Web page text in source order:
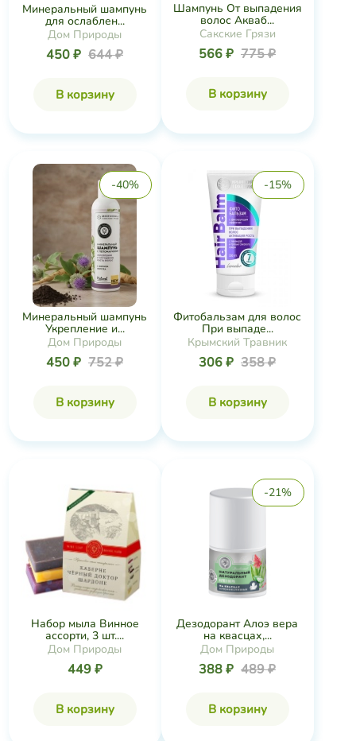
Минеральный шампунь
для ослаблен...
Дом Природы
450 ₽ 644 ₽
В корзину
Шампунь От выпадения
волос Акваб...
Сакские Грязи
566 ₽ 775 ₽
В корзину
-40%
Минеральный шампунь
Укрепление и...
Дом Природы
450 ₽ 752 ₽
В корзину
-15%
Фитобальзам для волос
При выпаде...
Крымский Травник
306 ₽ 358 ₽
В корзину
Набор мыла Винное
ассорти, 3 шт....
Дом Природы
449 ₽
В корзину
-21%
Дезодорант Алоэ вера
на квасцах,...
Дом Природы
388 ₽ 489 ₽
В корзину